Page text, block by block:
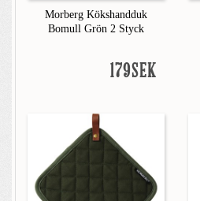
Morberg Kökshandduk
Bomull Grön 2 Styck
179SEK